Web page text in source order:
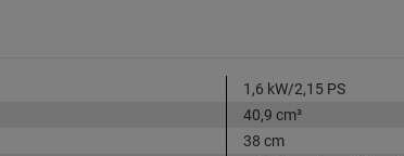
1,6 kW/2,15 PS
40,9 cm³
38 cm